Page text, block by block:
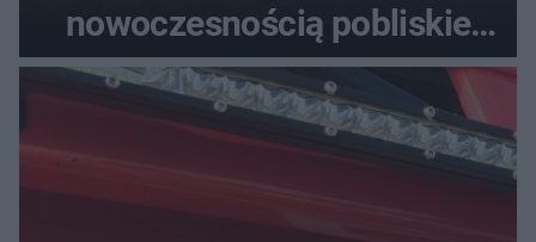
nowoczesnością pobliskie
miasta. Prąd, telefon i
luksusowa auta